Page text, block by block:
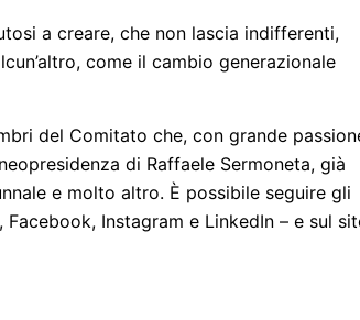
a creare, che non lascia indifferenti,
come il cambio generazionale
del Comitato che, con grande
di Raffaele Sermoneta, già
e molto altro. È possibile seguire gli
Facebook, Instagram e LinkedIn – e sul